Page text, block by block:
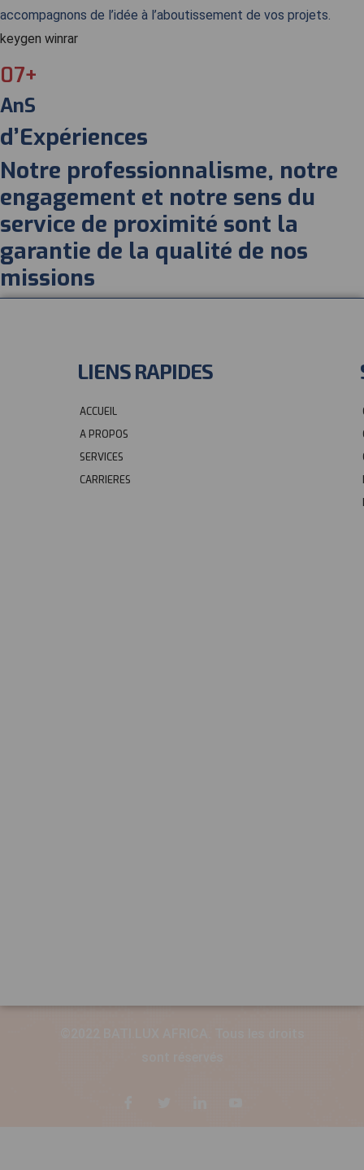
accompagnons de l’idée à l’aboutissement de vos projets.
keygen winrar
07+
AnS
d’Expériences
Notre professionnalisme, notre
engagement et notre sens du
service de proximité sont la
garantie de la qualité de nos
missions
LIENS RAPIDES
ACCUEIL
A PROPOS
SERVICES
CARRIERES